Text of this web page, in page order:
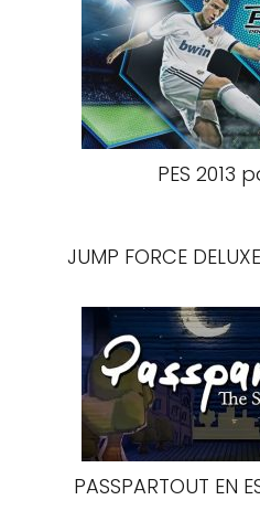
PES 2013
JUMP FORCE
PASSPARTOUT EN